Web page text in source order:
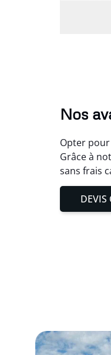
Nos
Opter
Grâce à
sans frais
DEVIS